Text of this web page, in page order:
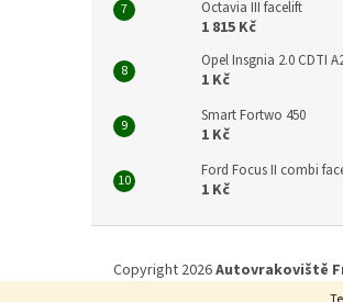
Octavia III facelift
1 815 Kč
Opel Insgnia 2.0 CDTI
1 Kč
Smart Fortwo 450
1 Kč
Ford Focus II combi
1 Kč
p
Copyright 2026Autovrakoviště